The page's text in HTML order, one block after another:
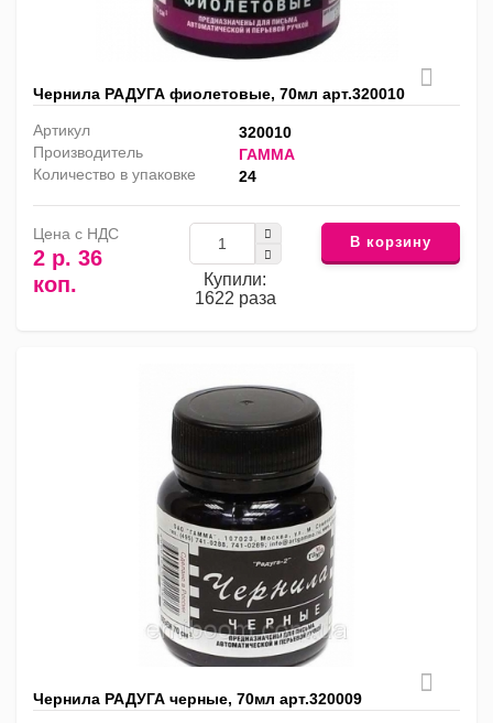
Чернила РАДУГА фиолетовые, 70мл арт.320010
Артикул
320010
Производитель
ГАММА
Количество в упаковке
24
Цена с НДС
2 р. 36
коп.
Купили:
1622 раза
В корзину
Чернила РАДУГА черные, 70мл арт.320009